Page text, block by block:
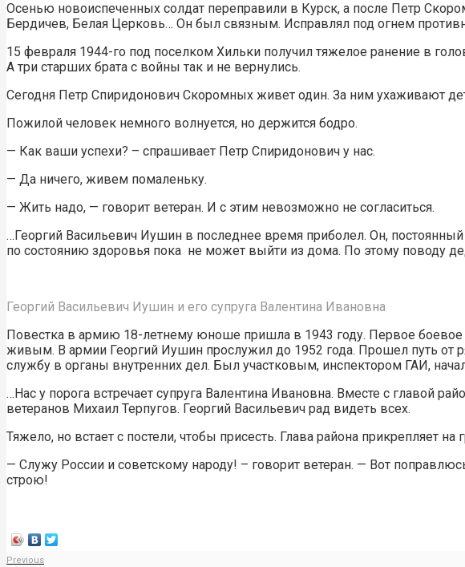
Осенью новоиспеченных солдат переправили в Курск, а после Петр
Бердичев, Белая Церковь… Он был связным. Исправлял под огнем
15 февраля 1944-го под поселком Хильки получил тяжелое ранение в
А три старших брата с войны так и не вернулись.
Сегодня Петр Спиридонович Скоромных живет один. За ним ухаживают
Пожилой человек немного волнуется, но держится бодро.
— Как ваши успехи? – спрашивает Петр Спиридонович у нас.
— Да ничего, живем помаленьку.
— Жить надо, — говорит ветеран. И с этим невозможно не согласиться.
…Георгий Васильевич Иушин в последнее время приболел. Он,
по состоянию здоровья пока не может выйти из дома. По этому поводу
Георгий Васильевич Иушин и его супруга Валентина Ивановна
Повестка в армию 18-летнему юноше пришла в 1943 году. Первое
живым. В армии Георгий Иушин прослужил до 1952 года. Прошел путь от
службу в органы внутренних дел. Был участковым, инспектором ГАИ,
…Нас у порога встречает супруга Валентина Ивановна. Вместе с главой
ветеранов Михаил Терпугов. Георгий Васильевич рад видеть всех.
Тяжело, но встает с постели, чтобы присесть. Глава района прикрепляет
— Служу России и советскому народу! – говорит ветеран. — Вот
строю!
Previous